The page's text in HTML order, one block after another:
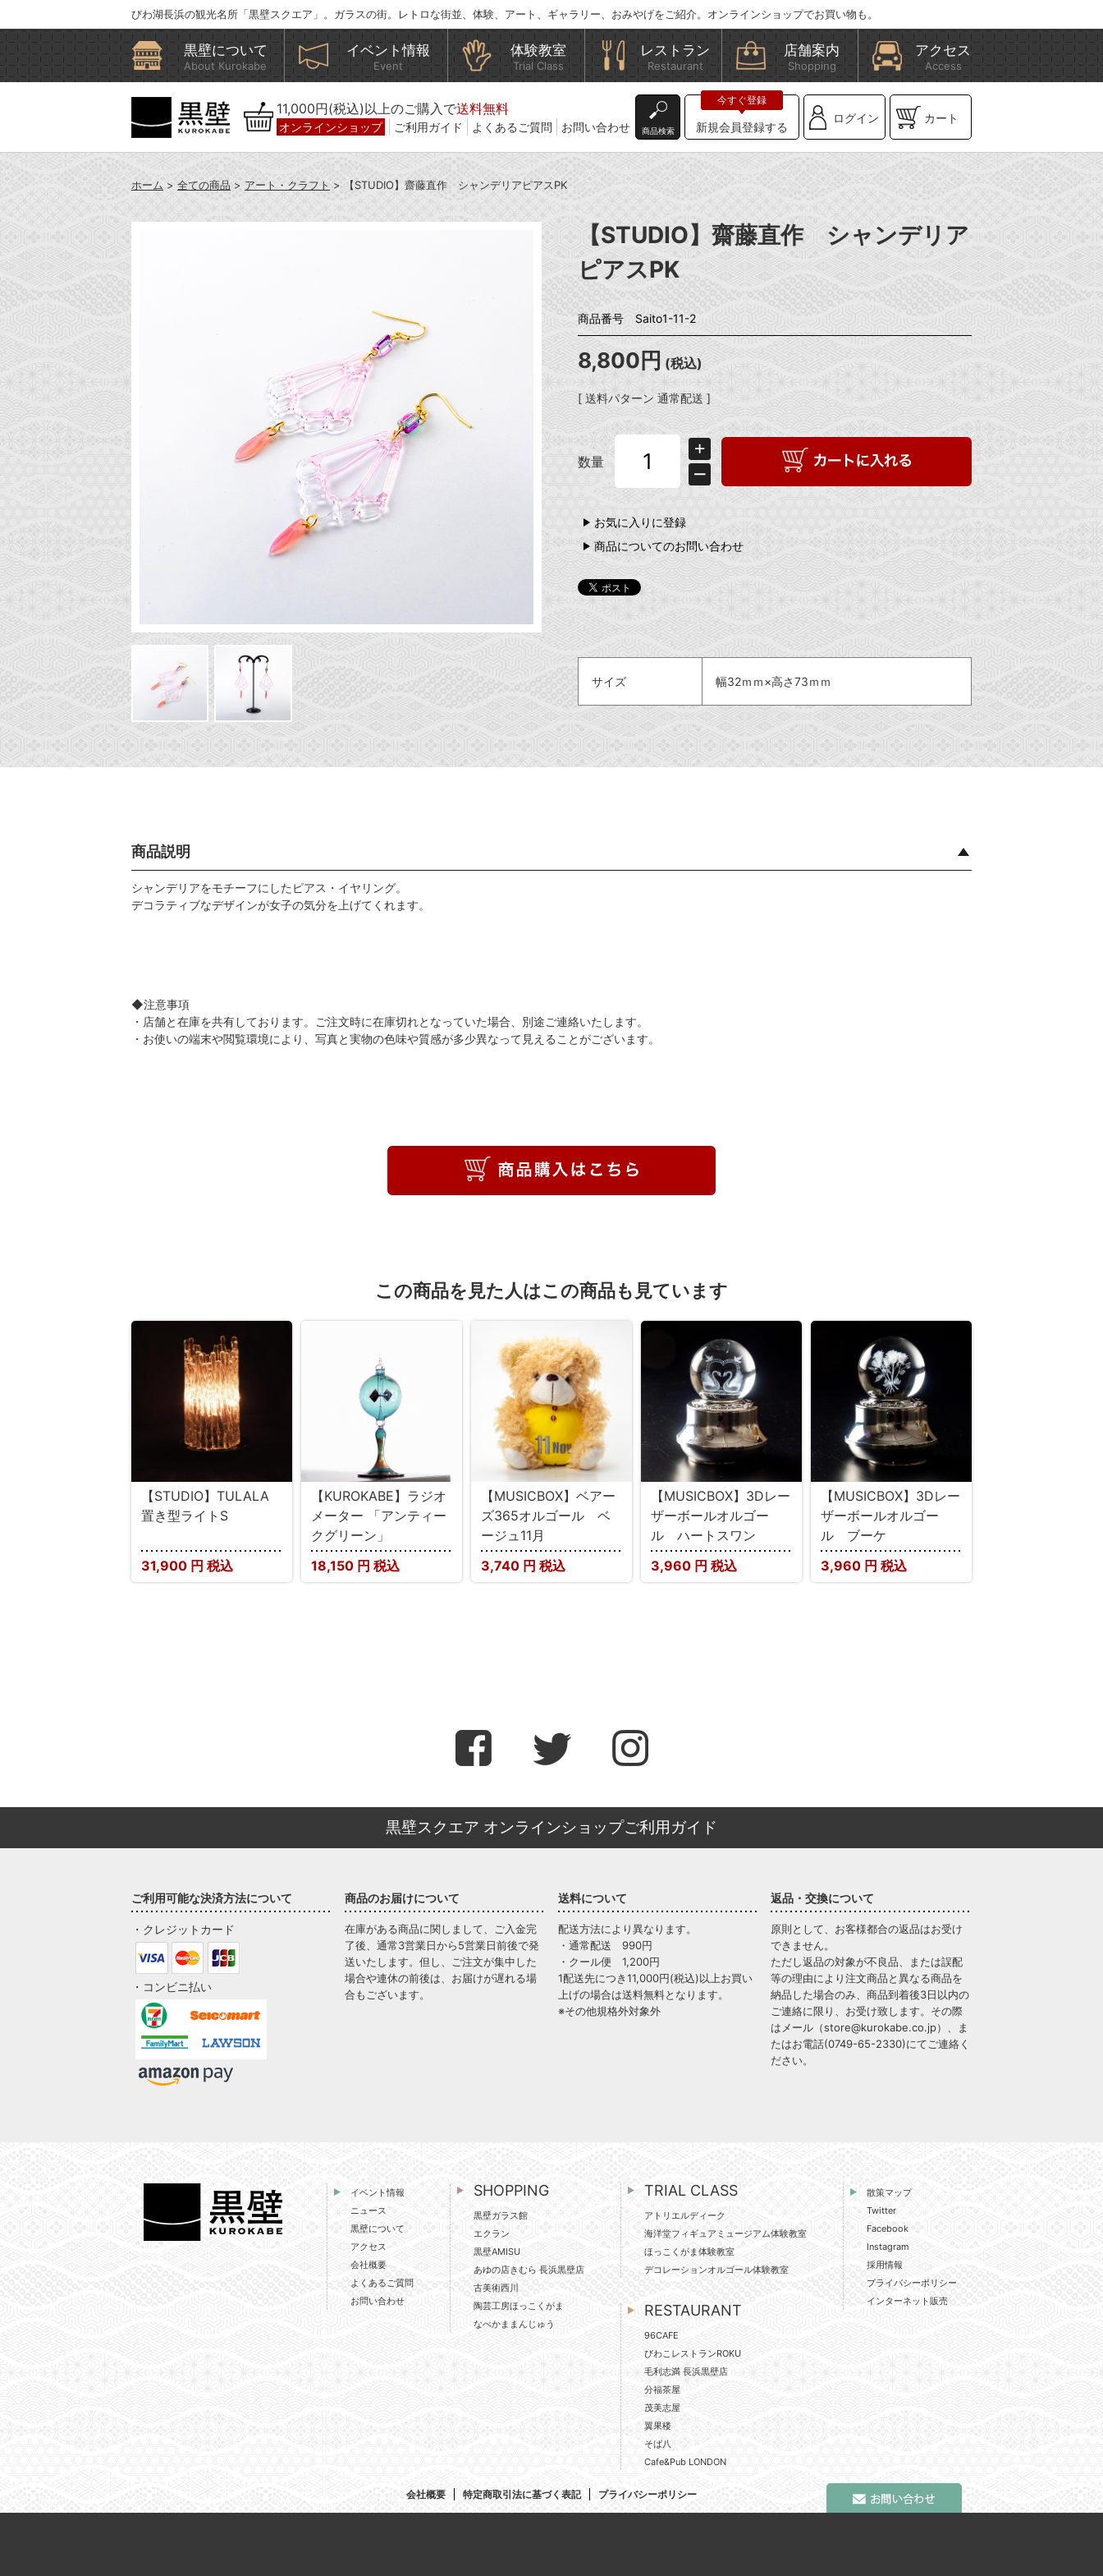
びわ湖長浜の観光名所「黒壁スクエア」。ガラスの街。レトロな街並、体験、アート、ギャラリー、おみやげをご紹介。オンラインショップでお買い物も。
黒壁について
About Kurokabe
イベント情報
Event
体験教室
Trial Class
レストラン
Restaurant
店舗案内
Shopping
アクセス
Access
11,000円(税込)以上のご購入で送料無料
オンラインショップ ご利用ガイド よくあるご質問 お問い合わせ 商品検索 新規会員登録する
ログイン カート
ホーム > 全ての商品 > アート・クラフト > 【STUDIO】齋藤直作 シャンデリアピアスPK
【STUDIO】齋藤直作 シャンデリア
ピアスPK
商品番号 Saito1-11-2
8,800円 (税込)
[ 送料パターン 通常配送 ]
数量
お気に入りに登録
商品についてのお問い合わせ
サイズ 幅32ｍｍ×高さ73ｍｍ
商品説明
シャンデリアをモチーフにしたピアス・イヤリング。
デコラティブなデザインが女子の気分を上げてくれます。
◆注意事項
・店舗と在庫を共有しております。ご注文時に在庫切れとなっていた場合、別途ご連絡いたします。
・お使いの端末や閲覧環境により、写真と実物の色味や質感が多少異なって見えることがございます。
この商品を見た人はこの商品も見ています
【STUDIO】TULALA
置き型ライトS
31,900 円 税込
【KUROKABE】ラジオ
メーター 「アンティー
クグリーン」
18,150 円 税込
【MUSICBOX】ベアー
ズ365オルゴール ベ
ージュ11月
3,740 円 税込
【MUSICBOX】3Dレー
ザーボールオルゴー
ル ハートスワン
3,960 円 税込
【MUSICBOX】3Dレー
ザーボールオルゴー
ル ブーケ
3,960 円 税込
黒壁スクエア オンラインショップご利用ガイド
ご利用可能な決済方法について
・クレジットカード
・コンビニ払い
商品のお届けについて
在庫がある商品に関しまして、ご入金完
了後、通常3営業日から5営業日前後で発
送いたします。但し、ご注文が集中した
場合や連休の前後は、お届けが遅れる場
合もございます。
送料について
配送方法により異なります。
・通常配送 990円
・クール便 1,200円
1配送先につき11,000円(税込)以上お買い
上げの場合は送料無料となります。
※その他規格外対象外
返品・交換について
原則として、お客様都合の返品はお受け
できません。
ただし返品の対象が不良品、または誤配
等の理由により注文商品と異なる商品を
納品した場合のみ、商品到着後3日以内の
ご連絡に限り、お受け致します。その際
はメール（store@kurokabe.co.jp）、ま
たはお電話(0749-65-2330)にてご連絡く
ださい。
イベント情報
ニュース
黒壁について
アクセス
会社概要
よくあるご質問
お問い合わせ
SHOPPING
黒壁ガラス館
エクラン
黒壁AMISU
あゆの店きむら 長浜黒壁店
古美術西川
陶芸工房ほっこくがま
なべかままんじゅう
TRIAL CLASS
アトリエルディーク
海洋堂フィギュアミュージアム体験教室
ほっこくがま体験教室
デコレーションオルゴール体験教室
RESTAURANT
96CAFE
びわこレストランROKU
毛利志満 長浜黒壁店
分福茶屋
茂美志屋
翼果楼
そば八
Cafe&Pub LONDON
散策マップ
Twitter
Facebook
Instagram
採用情報
プライバシーポリシー
インターネット販売
会社概要 特定商取引法に基づく表記 プライバシーポリシー